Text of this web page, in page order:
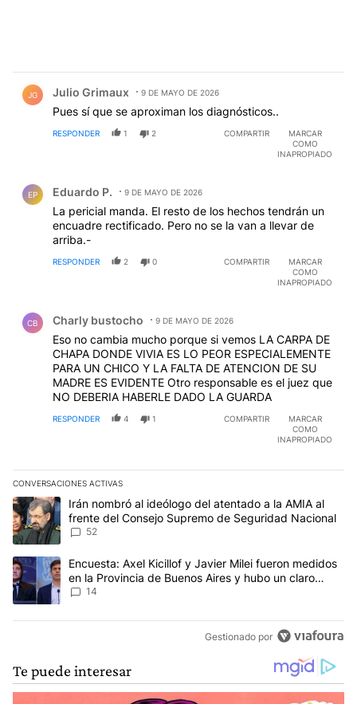
JG Julio Grimaux 9 DE MAYO DE 2026
Pues sí que se aproximan los diagnósticos..
RESPONDER 1 2 COMPARTIR
MARCAR
COMO
INAPROPIADO
EP Eduardo P. 9 DE MAYO DE 2026
La pericial manda. El resto de los hechos tendrán un
encuadre rectificado. Pero no se la van a llevar de
arriba.-
RESPONDER 2 0 COMPARTIR
MARCAR
COMO
INAPROPIADO
CB Charly bustocho 9 DE MAYO DE 2026
Eso no cambia mucho porque si vemos LA CARPA DE
CHAPA DONDE VIVIA ES LO PEOR ESPECIALEMENTE
PARA UN CHICO Y LA FALTA DE ATENCION DE SU
MADRE ES EVIDENTE Otro responsable es el juez que
NO DEBERIA HABERLE DADO LA GUARDA
RESPONDER 4 1 COMPARTIR
MARCAR
COMO
INAPROPIADO
CONVERSACIONES ACTIVAS
Este listado muestra los artículos con más comentarios en los
Un artículo de tendencia con el título "Irán nombró al ideólogo
Irán nombró al ideólogo del atentado a la AMIA al
frente del Consejo Supremo de Seguridad Nacional
52
Un artículo de tendencia con el título "Encuesta: Axel Kicillof y
Encuesta: Axel Kicillof y Javier Milei fueron medidos
en la Provincia de Buenos Aires y hubo un claro
ganador
14
Gestionado por